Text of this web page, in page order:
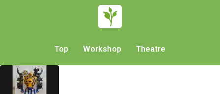
Top Workshop Theatre